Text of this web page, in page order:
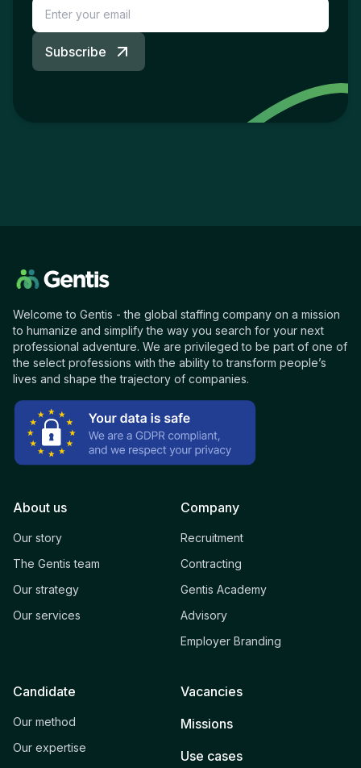
Subscribe
Welcome to Gentis - the global staffing company on a mission
to humanize and simplify the way you search for your next
professional adventure. We are privileged to be part of one of
the select professions with the ability to transform people’s
lives and shape the trajectory of companies.
About us
Our story
The Gentis team
Our strategy
Our services
Company
Recruitment
Contracting
Gentis Academy
Advisory
Employer Branding
Candidate
Our method
Our expertise
Vacancies
Missions
Use cases